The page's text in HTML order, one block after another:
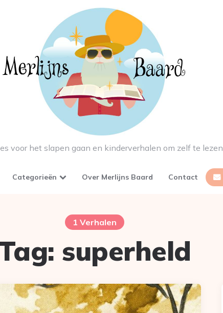
voor het slapen gaan en kinderverhalen om zelf te lezen
Categorieën Over Merlijns Baard Contact
1 Verhalen
superheld